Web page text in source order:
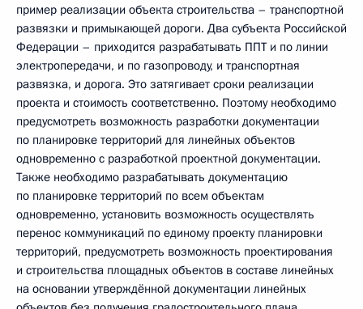
пример реализации объекта строительства – транспортной
развязки и примыкающей дороги. Два субъекта Российской
Федерации – приходится разрабатывать ППТ и по линии
электропередачи, и по газопроводу, и транспортная
развязка, и дорога. Это затягивает сроки реализации
проекта и стоимость соответственно. Поэтому необходимо
предусмотреть возможность разработки документации
по планировке территорий для линейных объектов
одновременно с разработкой проектной документации.
Также необходимо разрабатывать документацию
по планировке территорий по всем объектам
одновременно, установить возможность осуществлять
перенос коммуникаций по единому проекту планировки
территорий, предусмотреть возможность проектирования
и строительства площадных объектов в составе линейных
на основании утверждённой документации линейных